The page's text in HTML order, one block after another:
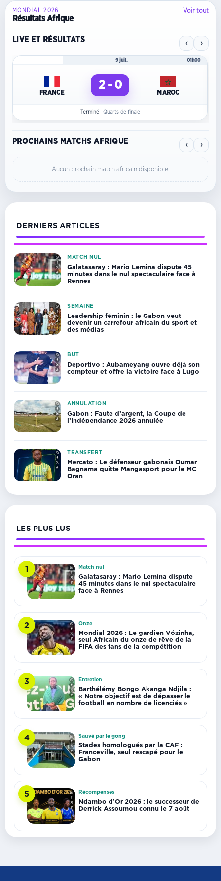
MONDIAL 2026
Résultats Afrique
Voir tout
LIVE ET RÉSULTATS ‹ ›
9 juil. 01h00
FRANCE
2 - 0
MAROC
Terminé Quarts de finale
PROCHAINS MATCHS AFRIQUE ‹ ›
Aucun prochain match africain disponible.
DERNIERS ARTICLES
MATCH NUL
Galatasaray : Mario Lemina dispute 45
minutes dans le nul spectaculaire face à
Rennes
SEMAINE
Leadership féminin : le Gabon veut
devenir un carrefour africain du sport et
des médias
BUT
Deportivo : Aubameyang ouvre déjà son
compteur et offre la victoire face à Lugo
ANNULATION
Gabon : Faute d’argent, la Coupe de
l’Indépendance 2026 annulée
TRANSFERT
Mercato : Le défenseur gabonais Oumar
Bagnama quitte Mangasport pour le MC
Oran
LES PLUS LUS
1 Match nul
Galatasaray : Mario Lemina dispute
45 minutes dans le nul spectaculaire
face à Rennes
2 Onze
Mondial 2026 : Le gardien Vózinha,
seul Africain du onze de rêve de la
FIFA des fans de la compétition
3 Entretien
Barthélémy Bongo Akanga Ndjila :
« Notre objectif est de dépasser le
football en nombre de licenciés »
4 Sauvé par le gong
Stades homologués par la CAF :
Franceville, seul rescapé pour le
Gabon
5 Récompenses
Ndambo d’Or 2026 : le successeur de
Derrick Assoumou connu le 7 août